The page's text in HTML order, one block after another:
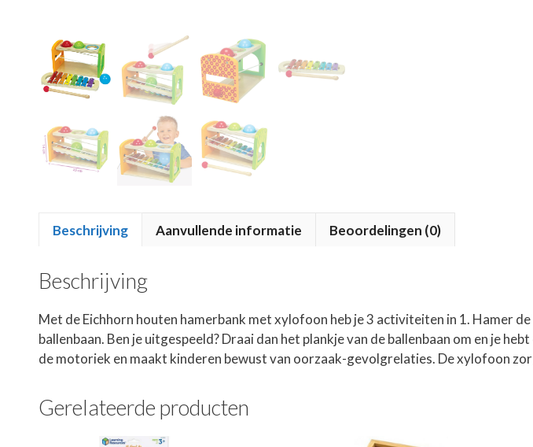
Beschrijving Aanvullende informatie Beoordelingen (0)
Beschrijving
Met de Eichhorn houten hamerbank met xylofoon heb je 3 activiteiten in 1. Hamer
ballenbaan. Ben je uitgespeeld? Draai dan het plankje van de ballenbaan om en je
de motoriek en maakt kinderen bewust van oorzaak-gevolgrelaties. De xylofoon
Gerelateerde producten